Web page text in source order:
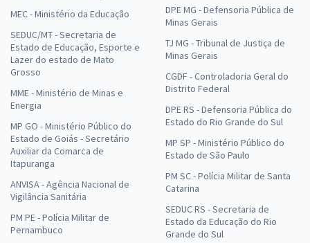
MEC - Ministério da Educação
SEDUC/MT - Secretaria de
Estado de Educação, Esporte e
Lazer do estado de Mato
Grosso
MME - Ministério de Minas e
Energia
MP GO - Ministério Público do
Estado de Goiás - Secretário
Auxiliar da Comarca de
Itapuranga
ANVISA - Agência Nacional de
Vigilância Sanitária
PM PE - Polícia Militar de
Pernambuco
DPE MG - Defensoria Pública de
Minas Gerais
TJ MG - Tribunal de Justiça de
Minas Gerais
CGDF - Controladoria Geral do
Distrito Federal
DPE RS - Defensoria Pública do
Estado do Rio Grande do Sul
MP SP - Ministério Público do
Estado de São Paulo
PM SC - Polícia Militar de Santa
Catarina
SEDUC RS - Secretaria de
Estado da Educação do Rio
Grande do Sul